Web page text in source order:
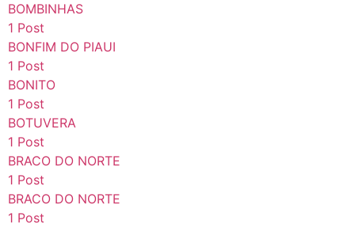
BOMBINHAS
1 Post
BONFIM DO PIAUI
1 Post
BONITO
1 Post
BOTUVERA
1 Post
BRACO DO NORTE
1 Post
BRACO DO NORTE
1 Post